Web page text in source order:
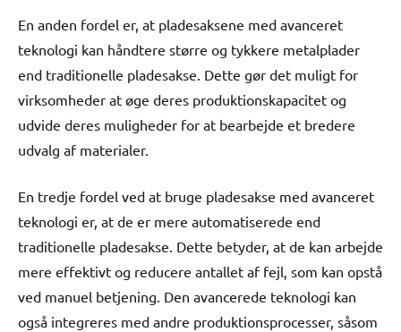
En anden fordel er, at pladesaksene med avanceret
teknologi kan håndtere større og tykkere metalplader
end traditionelle pladesakse. Dette gør det muligt for
virksomheder at øge deres produktionskapacitet og
udvide deres muligheder for at bearbejde et bredere
udvalg af materialer.
En tredje fordel ved at bruge pladesakse med avanceret
teknologi er, at de er mere automatiserede end
traditionelle pladesakse. Dette betyder, at de kan arbejde
mere effektivt og reducere antallet af fejl, som kan opstå
ved manuel betjening. Den avancerede teknologi kan
også integreres med andre produktionsprocesser, såsom